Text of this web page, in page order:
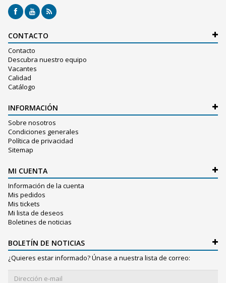
CONTACTO
Contacto
Descubra nuestro equipo
Vacantes
Calidad
Catálogo
INFORMACIÓN
Sobre nosotros
Condiciones generales
Política de privacidad
Sitemap
MI CUENTA
Información de la cuenta
Mis pedidos
Mis tickets
Mi lista de deseos
Boletines de noticias
BOLETÍN DE NOTICIAS
¿Quieres estar informado? Únase a nuestra lista de correo: